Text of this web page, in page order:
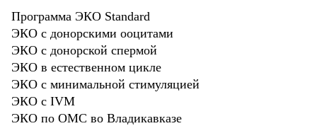
Программа ЭКО Standard
ЭКО с донорскими ооцитами
ЭКО с донорской спермой
ЭКО в естественном цикле
ЭКО с минимальной стимуляцией
ЭКО с IVM
ЭКО по ОМС во Владикавказе